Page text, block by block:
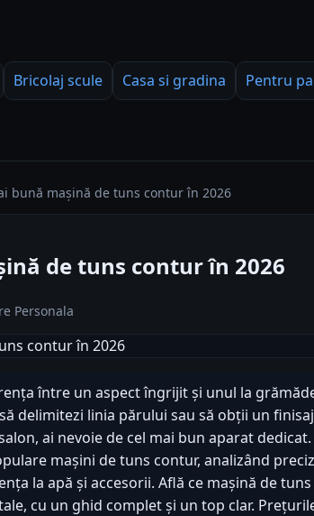
Bricolaj scule Casa si gradina Pentru
bună mașină de tuns contur în 2026
de tuns contur în 2026
Personala
între un aspect îngrijit și unul la
delimitezi linia părului sau să obții un finisaj
ai nevoie de cel mai bun aparat
mașini de tuns contur, analizând
la apă și accesorii. Află ce mașină de
cu un ghid complet și un top clar.